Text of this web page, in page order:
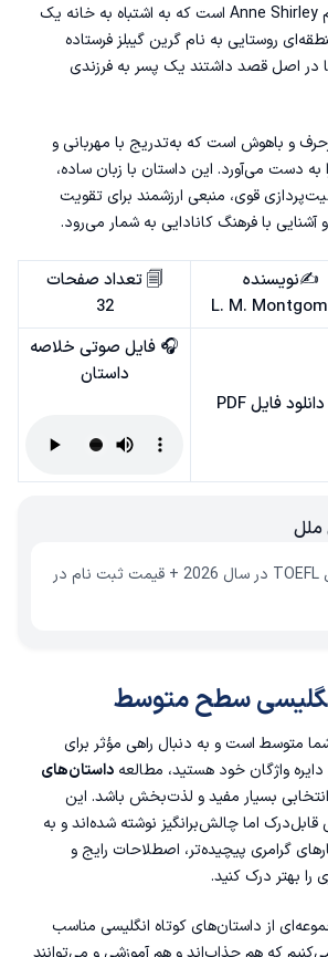
درباره‌ دختری یتیم به نام Anne Shirley است که به اشتباه به خانه‌ یک
روستایی به نام گرین گیبلز فرستاده
در اصل قصد داشتند یک پسر به فرزندی
و باهوش است که به‌تدریج با مهربانی و
دست می‌آورد. این داستان با زبان ساده،
قوی، منبعی ارزشمند برای تقویت
با فرهنگ کانادایی به شمار می‌رود.
✍️نویسنده
L. M.
🗐 تعداد صفحات
32
دانلود فایل PDF
🎧 فایل صوتی خلاصه
داستان
ملل
هزینه آزمون تافل TOEFL در سال 2026 + قیمت ثبت‌ نام در
سطح متوسط
متوسط است و به دنبال راهی مؤثر برای
واژگان خود هستید، مطالعه داستان‌های
بسیار مفید و لذت‌بخش باشد. این
قابل‌درک اما چالش‌برانگیز نوشته شده‌اند و به
گرامری پیچیده‌تر، اصطلاحات رایج و
بهتر درک کنید.
از داستان‌های کوتاه انگلیسی مناسب